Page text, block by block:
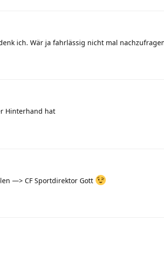
ich. Wär ja fahrlässig nicht mal
Hinterhand hat
—> CF Sportdirektor Gott